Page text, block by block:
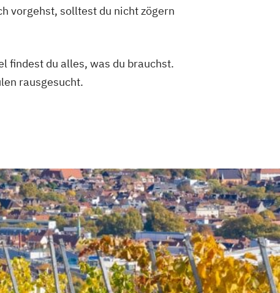
vorgehst, solltest du nicht zögern
findest du alles, was du brauchst.
rausgesucht.